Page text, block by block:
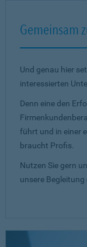
Gemeinsam
Und genau hier
interessierten
Denn eine den
führt und in einer
braucht Profis.
Nutzen Sie gern
unsere